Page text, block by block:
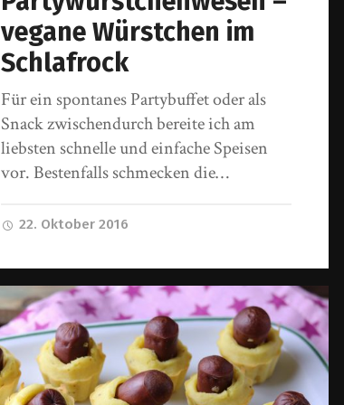
vegane Würstchen im
Schlafrock
Für ein spontanes Partybuffet oder als
Snack zwischendurch bereite ich am
liebsten schnelle und einfache Speisen
vor. Bestenfalls schmecken die…
22. Oktober 2016